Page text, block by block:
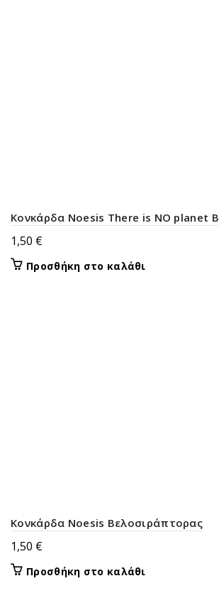
Κονκάρδα Noesis There is NO planet B
1,50 €
Προσθήκη στο καλάθι
Κονκάρδα Noesis Βελοσιράπτορας
1,50 €
Προσθήκη στο καλάθι